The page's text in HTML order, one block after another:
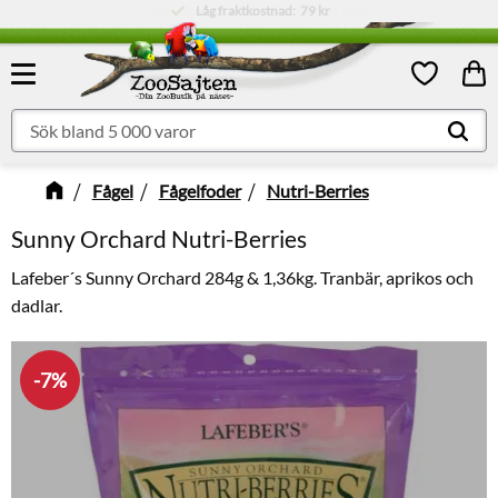
Meny
Låg fraktkostnad: 79 kr
Favoriter
Fågel Fågelfoder Nutri-Berries
Sunny Orchard Nutri-Berries
Lafeber´s Sunny Orchard 284g & 1,36kg. Tranbär, aprikos och
dadlar.
7%